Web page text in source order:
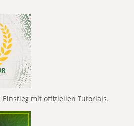
mit offiziellen Tutorials.